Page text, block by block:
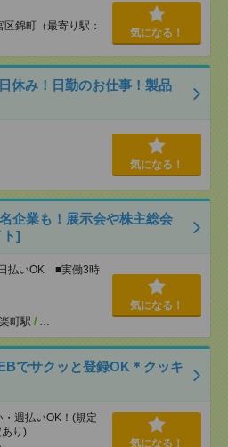
錦町（最寄り駅：
気になる！
休み！日勤のお仕事！製品
気になる！
企業も！展示会や株主総会
]
払いOK ■実働3時
町駅 / …
気になる！
でサクッと登録OK＊クッキ
週払いOK！(規定
り)
気になる！